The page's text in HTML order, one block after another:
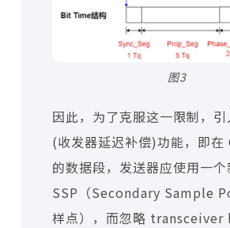
图3
因此，为了克服这一限制，
(收发器延迟补偿)功能，即在
的数据段，发送器应使用一
SSP（Secondary Sample
样点），而忽略